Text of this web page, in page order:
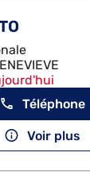
Téléphone
Voir plus